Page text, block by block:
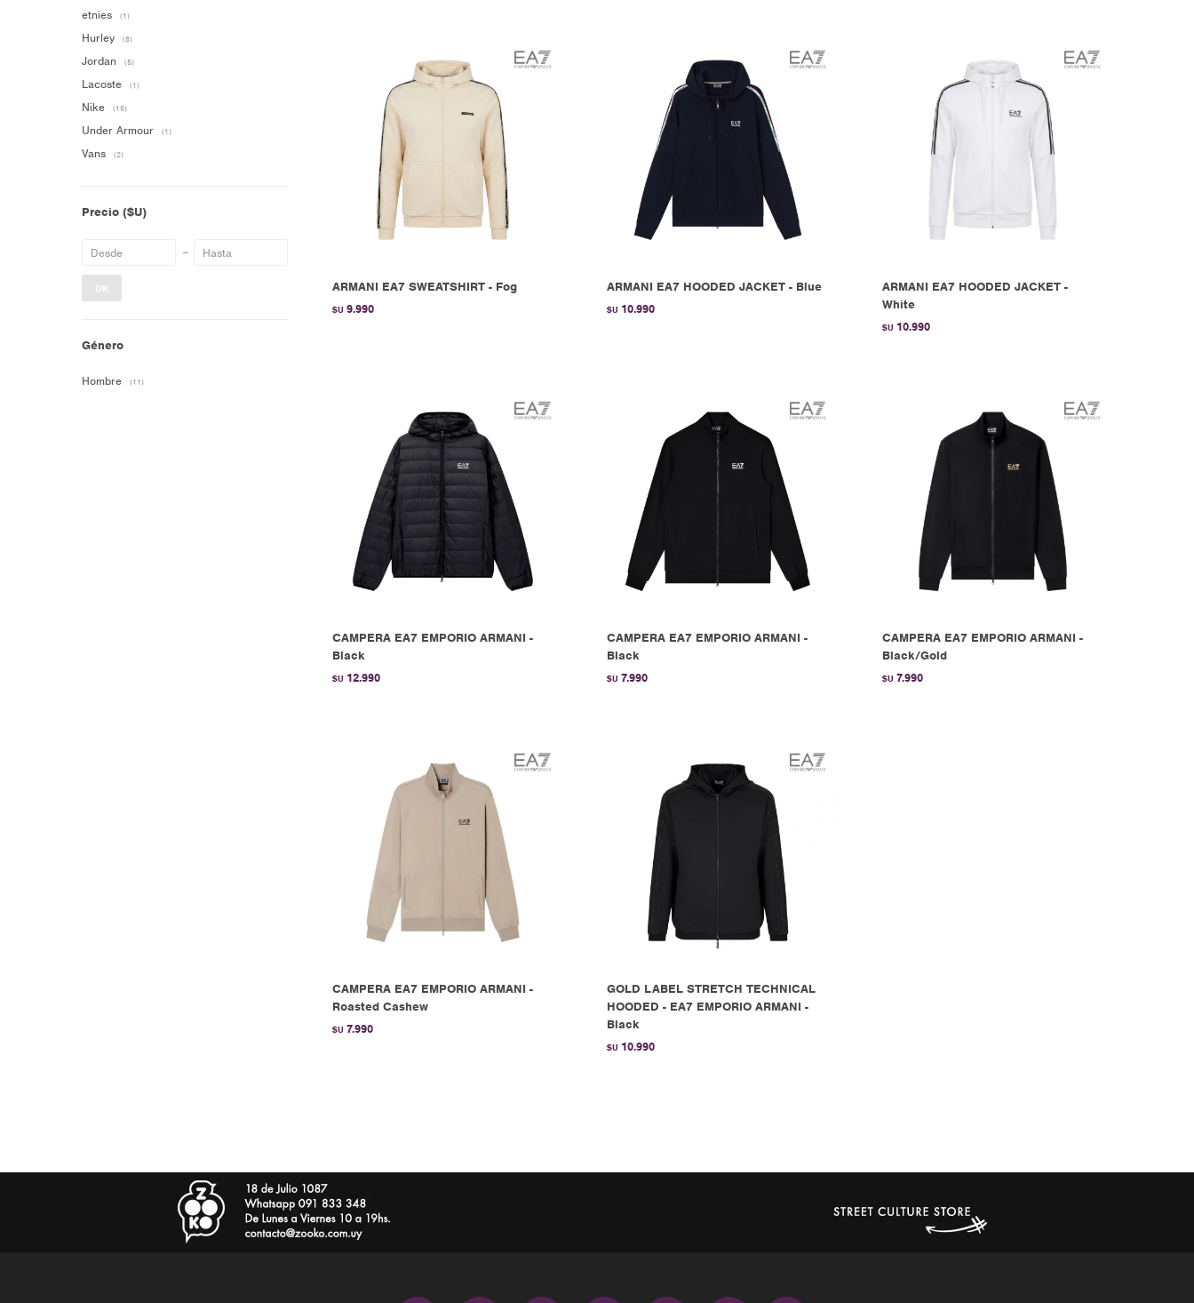
ARMANI EA7 SWEATSHIRT - Fog
$U 9.990
ARMANI EA7 HOODED JACKET - Blue
$U 10.990
ARMANI EA7 HOODED JACKET -
White
$U 10.990
CAMPERA EA7 EMPORIO ARMANI -
Black
$U 12.990
CAMPERA EA7 EMPORIO ARMANI -
Black
$U 7.990
CAMPERA EA7 EMPORIO ARMANI -
Black/Gold
$U 7.990
CAMPERA EA7 EMPORIO ARMANI -
Roasted Cashew
$U 7.990
GOLD LABEL STRETCH TECHNICAL
HOODED - EA7 EMPORIO ARMANI -
Black
$U 10.990
etnies (1)
Hurley (8)
Jordan (5)
Lacoste (1)
Nike (15)
Under Armour (1)
Vans (2)
Precio ($U)
OK
Género
Hombre (11)